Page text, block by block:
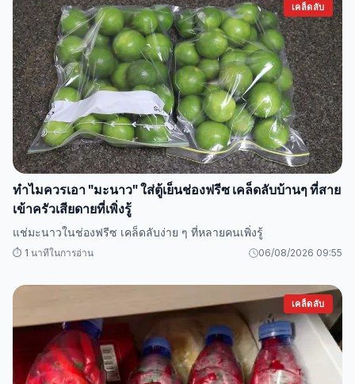
เคล็ดลับ
ทำไมควรเอา "มะนาว" ใส่ตู้เย็นช่องฟรีซ เคล็ดลับบ้านๆ ที่สาย
เข้าครัวเสียดายที่เพิ่งรู้
แช่มะนาวในช่องฟรีซ เคล็ดลับง่าย ๆ ที่หลายคนเพิ่งรู้
⏱️ 1 นาทีในการอ่าน 06/08/2026 09:55
เคล็ดลับ